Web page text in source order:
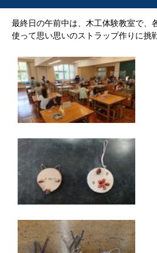
最終日の午前中は、木工体験教室で、
使って思い思いのストラップ作りに挑